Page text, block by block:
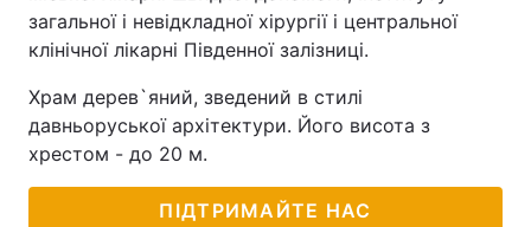
загальної і невідкладної хірургії і центральної
клінічної лікарні Південної залізниці.
Храм дерев`яний, зведений в стилі
давньоруської архітектури. Його висота з
хрестом - до 20 м.
ПІДТРИМАЙТЕ НАС